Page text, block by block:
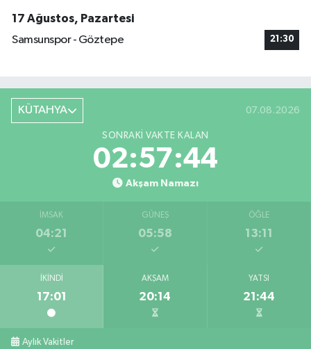
17 Ağustos, Pazartesi
Samsunspor - Göztepe
21:30
KÜTAHYA 07.08.2026
SONRAKI VAKTE KALAN
02:57:43
Akşam Namazı
İMSAK
04:21
GÜNEŞ
05:58
ÖĞLE
13:11
İKINDI
17:01
AKŞAM
20:14
YATSI
21:44
Aylık Vakitler